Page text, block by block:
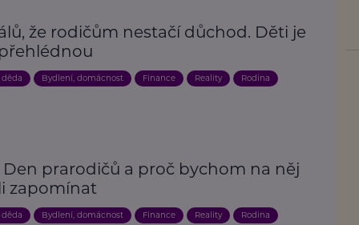
že rodičům nestačí důchod. Děti je
Bydlení, domácnost Finance Reality Rodina
Den prarodičů a proč bychom na něj
zapomínat
Bydlení, domácnost Finance Reality Rodina